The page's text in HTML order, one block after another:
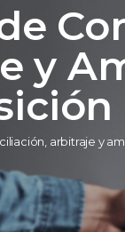
y
arbitraje y